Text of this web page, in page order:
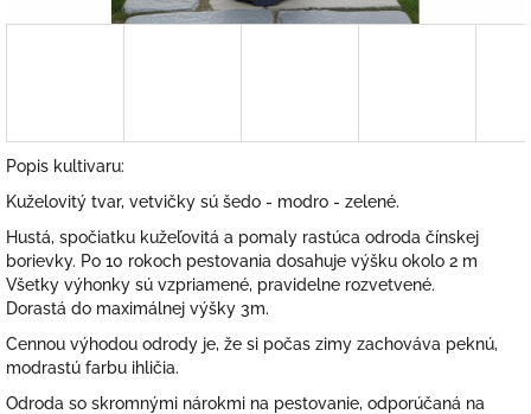
Popis kultivaru:
Kuželovitý tvar, vetvičky sú šedo - modro - zelené.
Hustá, spočiatku kužeľovitá a pomaly rastúca odroda čínskej
borievky. Po 10 rokoch pestovania dosahuje výšku okolo 2 m
Všetky výhonky sú vzpriamené, pravidelne rozvetvené.
Dorastá do maximálnej výšky 3m.
Cennou výhodou odrody je, že si počas zimy zachováva peknú,
modrastú farbu ihličia.
Odroda so skromnými nárokmi na pestovanie, odporúčaná na